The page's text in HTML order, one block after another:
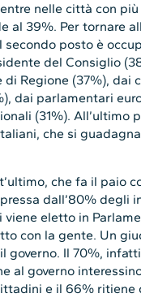
nelle città con
al 39%. Per tornare
secondo posto è
del Consiglio
Regione (37%), dai
dai parlamentari
(31%). All’ultimo
che si
che fa il paio
dall’80% degli
viene eletto in
con la gente. Un
governo. Il 70%,
al governo
e il 66% ritiene